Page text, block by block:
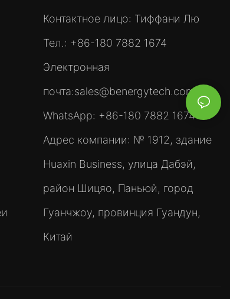
Контактное лицо: Тиффани Лю
Тел.: +86-180 7882 1674
Электронная
почта:sales@benergytech.com
WhatsApp: +86-180 7882 1674
Адрес компании: № 1912, здание
Huaxin Business, улица Дабэй,
район Шицяо, Паньюй, город
Гуанчжоу, провинция Гуандун,
Китай